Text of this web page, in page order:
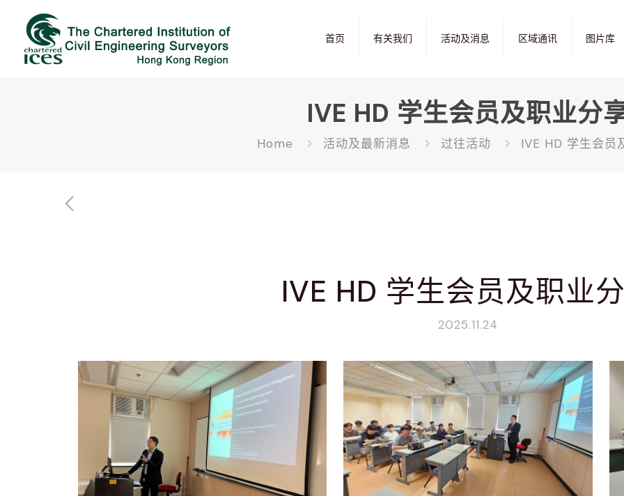
首页 有关我们 活动及消息 区域通讯 图片库
IVE HD 学生会员及职业分
Home 活动及最新消息 过往活动 IVE HD 学生会员
IVE HD 学生会员及职业
2025.11.24